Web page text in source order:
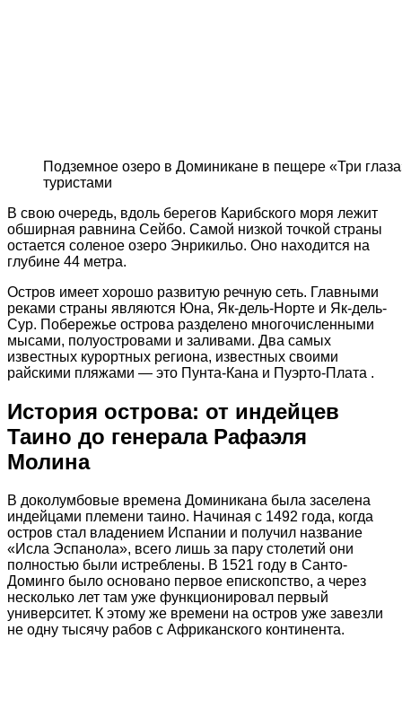
Подземное озеро в Доминикане в пещере «Три
туристами
В свою очередь, вдоль берегов Карибского моря лежит
обширная равнина Сейбо. Самой низкой точкой страны
остается соленое озеро Энрикильо. Оно находится на
глубине 44 метра.
Остров имеет хорошо развитую речную сеть. Главными
реками страны являются Юна, Як-дель-Норте и Як-дель-
Сур. Побережье острова разделено многочисленными
мысами, полуостровами и заливами. Два самых
известных курортных региона, известных своими
райскими пляжами — это Пунта-Кана и Пуэрто-Плата .
История острова: от индейцев
Таино до генерала Рафаэля
Молина
В доколумбовые времена Доминикана была заселена
индейцами племени таино. Начиная с 1492 года, когда
остров стал владением Испании и получил название
«Исла Эспанола», всего лишь за пару столетий они
полностью были истреблены. В 1521 году в Санто-
Доминго было основано первое епископство, а через
несколько лет там уже функционировал первый
университет. К этому же времени на остров уже завезли
не одну тысячу рабов с Африканского континента.